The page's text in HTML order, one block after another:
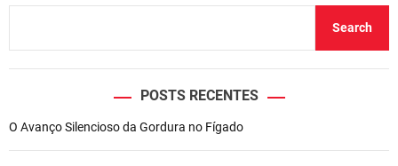
Search
POSTS RECENTES
O Avanço Silencioso da Gordura no Fígado